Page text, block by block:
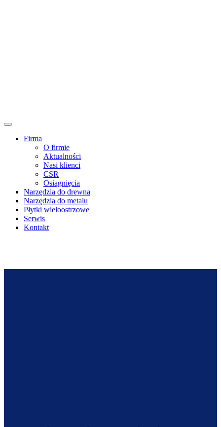
Firma
O firmie
Aktualności
Nasi klienci
CSR
Osiągnięcia
Narzędzia do drewna
Narzędzia do metalu
Płytki wieloostrzowe
Serwis
Kontakt